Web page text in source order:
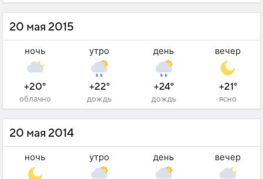
20 мая 2015
ночь
+20°
облачно
утро
+22°
дождь
день
+24°
дождь
вечер
+21°
ясно
20 мая 2014
ночь утро день вечер